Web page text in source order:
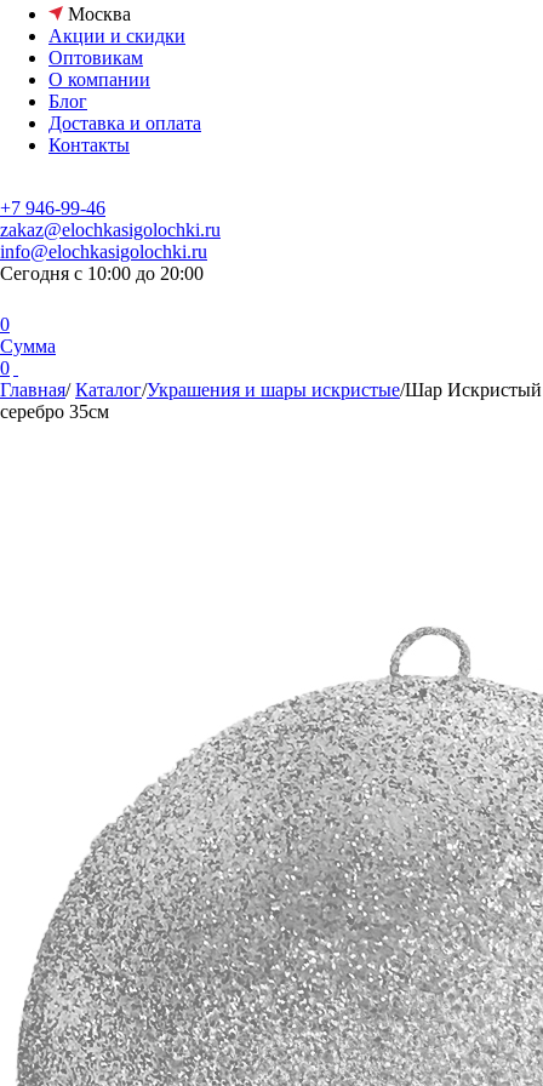
Москва
Акции и скидки
Оптовикам
О компании
Блог
Доставка и оплата
Контакты
+7 946-99-46
zakaz@elochkasigolochki.ru
info@elochkasigolochki.ru
Сегодня с 10:00 до 20:00
0
Сумма
0
Главная/ Каталог/Украшения и шары искристые/Шар Искристый
серебро 35см